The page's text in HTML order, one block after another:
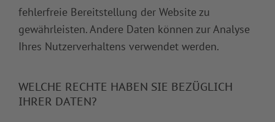
fehlerfreie Bereitstellung der Website zu
gewährleisten. Andere Daten können zur Analyse
Ihres Nutzerverhaltens verwendet werden.
WELCHE RECHTE HABEN SIE BEZÜGLICH
IHRER DATEN?